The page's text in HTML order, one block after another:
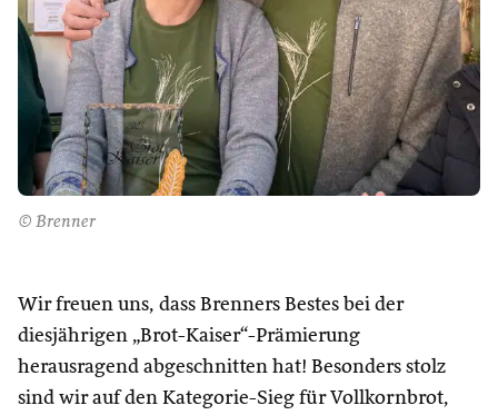
© Brenner
Wir freuen uns, dass Brenners Bestes bei der
diesjährigen „Brot-Kaiser“-Prämierung
herausragend abgeschnitten hat! Besonders stolz
sind wir auf den Kategorie-Sieg für Vollkornbrot,